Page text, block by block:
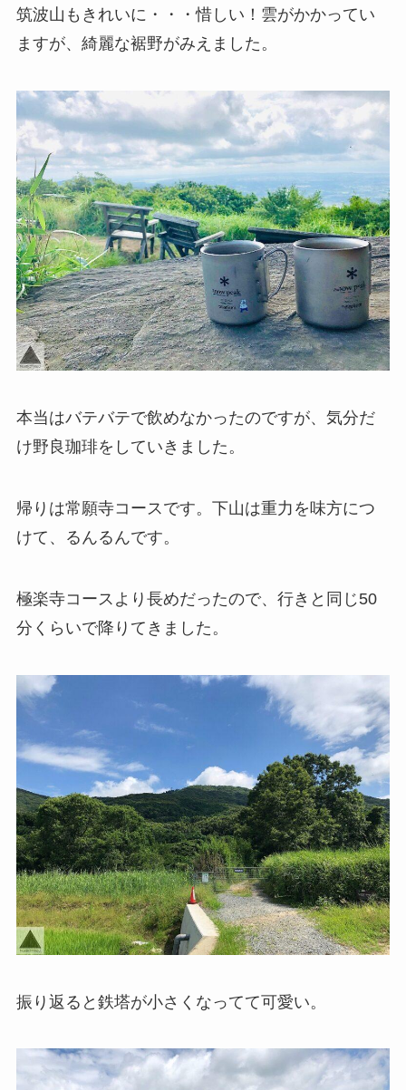
筑波山もきれいに・・・惜しい！雲がかかってい
ますが、綺麗な裾野がみえました。
本当はバテバテで飲めなかったのですが、気分だ
け野良珈琲をしていきました。
帰りは常願寺コースです。下山は重力を味方につ
けて、るんるんです。
極楽寺コースより長めだったので、行きと同じ50
分くらいで降りてきました。
振り返ると鉄塔が小さくなってて可愛い。